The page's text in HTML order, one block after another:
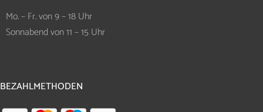
Mo. – Fr. von 9 – 18 Uhr
Sonnabend von 11 – 15 Uhr
BEZAHLMETHODEN